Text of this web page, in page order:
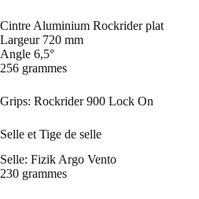
Cintre Aluminium Rockrider plat
Largeur 720 mm
Angle 6,5°
256 grammes
Grips: Rockrider 900 Lock On
Selle et Tige de selle
Selle: Fizik Argo Vento
230 grammes